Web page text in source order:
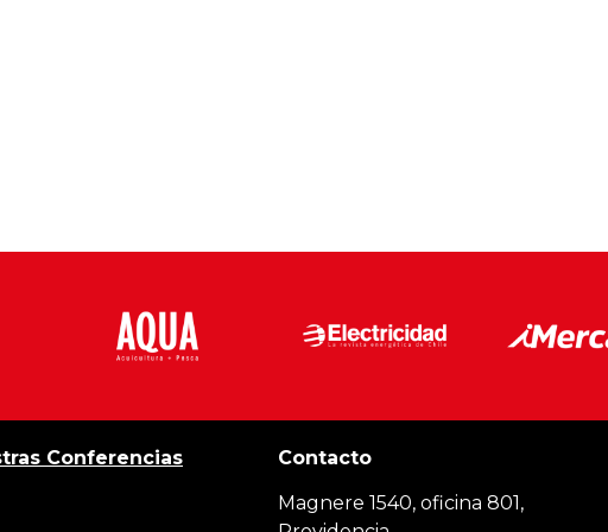
Conferencias Contacto
Magnere 1540, oficina 801,